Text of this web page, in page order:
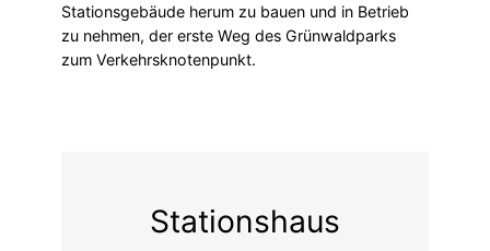
Stationsgebäude herum zu bauen und in Betrieb
zu nehmen, der erste Weg des Grünwaldparks
zum Verkehrsknotenpunkt.
Stationshaus